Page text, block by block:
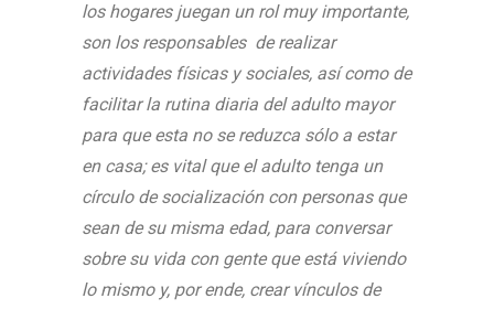
los hogares juegan un rol muy importante,
son los responsables de realizar
actividades físicas y sociales, así como de
facilitar la rutina diaria del adulto mayor
para que esta no se reduzca sólo a estar
en casa; es vital que el adulto tenga un
círculo de socialización con personas que
sean de su misma edad, para conversar
sobre su vida con gente que está viviendo
lo mismo y, por ende, crear vínculos de